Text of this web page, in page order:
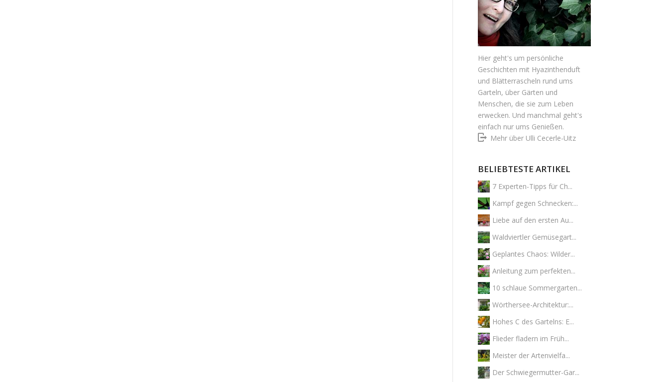
Hier geht's um persönliche
Geschichten mit Hyazinthenduft
und Blätterrascheln rund ums
Garteln, über Gärten und
Menschen, die sie zum Leben
erwecken. Und manchmal geht's
einfach nur ums Genießen.
Mehr über Ulli Cecerle-Uitz
BELIEBTESTE ARTIKEL
7 Experten-Tipps für Ch...
Kampf gegen Schnecken:...
Liebe auf den ersten Au...
Waldviertler Gemüsegart...
Geplantes Chaos: Wilder...
Anleitung zum perfekten...
10 schlaue Sommergarten...
Wörthersee-Architektur:...
Hohes C des Gartelns: E...
Flieder fladern im Früh...
Meister der Artenvielfa...
Der Schwiegermutter-Gar...